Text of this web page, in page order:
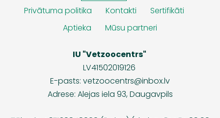
Privātuma politika
Kontakti
Sertifikāti
Aptieka
Mūsu partneri
IU "Vetzoocentrs"
LV41502019126
E-pasts: vetzoocentrs@inbox.lv
Adrese: Alejas iela 93, Daugavpils